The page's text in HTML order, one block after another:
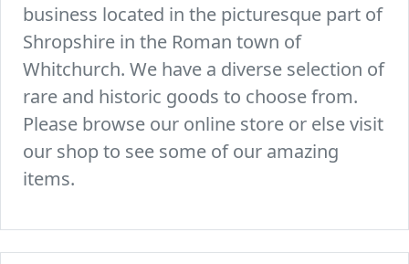
business located in the picturesque part of
Shropshire in the Roman town of
Whitchurch. We have a diverse selection of
rare and historic goods to choose from.
Please browse our online store or else visit
our shop to see some of our amazing
items.